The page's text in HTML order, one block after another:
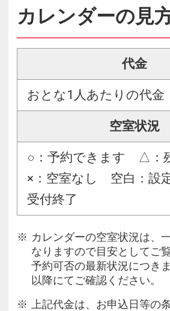
カレンダーの見
代金
おとな1人あたりの代金
空室状況
○：予約できます △：
×：空室なし 空白：設
受付終了
カレンダーの空室状況は、
なりますので目安としてご
予約可否の最新状況につき
以降にてご確認ください。
上記代金は、お申込日等の